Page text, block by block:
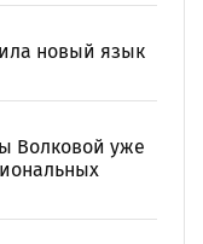
новый язык
Волковой уже